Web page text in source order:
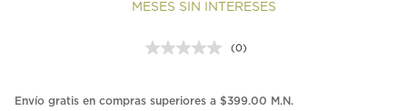
MESES SIN INTERESES
Sin
en
(0)
Envío gratis en compras superiores a $399.00 M.N.